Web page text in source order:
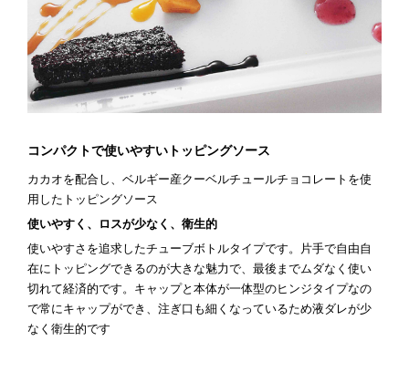
コンパクトで使いやすいトッピングソース
カカオを配合し、ベルギー産クーベルチュールチョコレートを使
用したトッピングソース
使いやすく、ロスが少なく、衛生的
使いやすさを追求したチューブボトルタイプです。片手で自由自
在にトッピングできるのが大きな魅力で、最後までムダなく使い
切れて経済的です。キャップと本体が一体型のヒンジタイプなの
で常にキャップができ、注ぎ口も細くなっているため液ダレが少
なく衛生的です